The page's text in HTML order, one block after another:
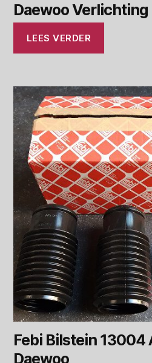
Daewoo Verlichting
LEES VERDER
Febi Bilstein
Daewoo